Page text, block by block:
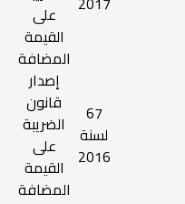
على
القيمة
المضافة
67
لسنة
2016
إصدار
قانون
الضريبة
على
القيمة
المضافة